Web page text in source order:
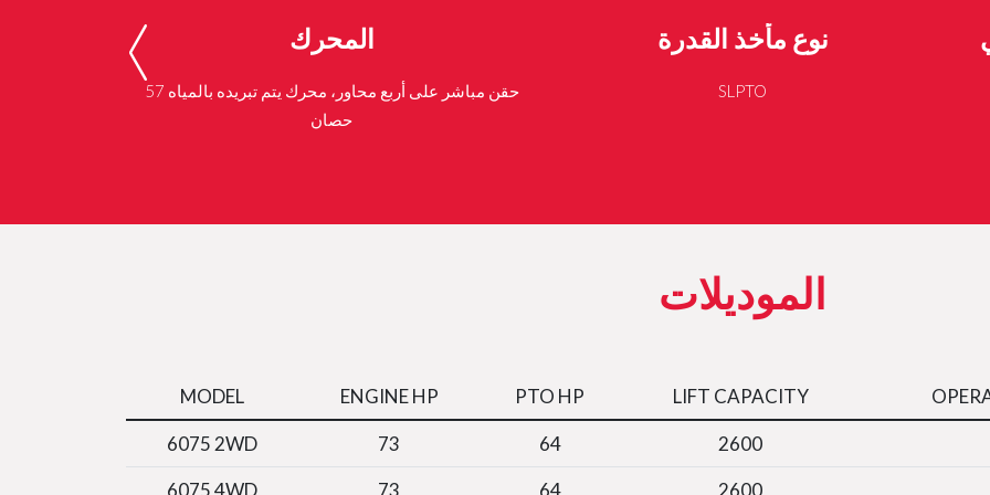
المحرك
حقن مباشر على أربع محاور، محرك يتم تبريده بالمياه 57
حصان
نوع مأخذ القدرة
SLPTO
الموديلات
MODEL ENGINE HP PTO HP LIFT CAPACITY
6075 2WD 73 64 2600
6075 4WD
73 64 2600